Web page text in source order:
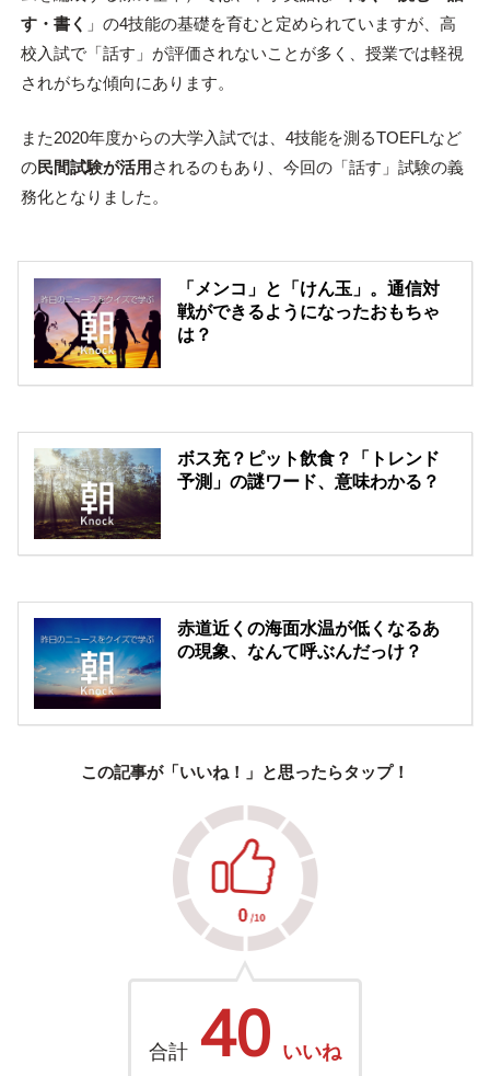
す・書く 」の4技能の基礎を育むと定められていますが、高
校入試で「話す」が評価されないことが多く、授業では軽視
されがちな傾向にあります。
また2020年度からの大学入試では、4技能を測るTOEFLなど
の民間試験が活用 されるのもあり、今回の「話す」試験の義
務化となりました。
「メンコ」と「けん玉」。通信対
戦ができるようになったおもちゃ
は？
ボス充？ピット飲食？「トレンド
予測」の謎ワード、意味わかる？
赤道近くの海面水温が低くなるあ
の現象、なんて呼ぶんだっけ？
この記事が「いいね！」と思ったらタップ！
合計 40 いいね